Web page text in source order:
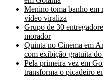
Menino toma banho em
vídeo viraliza
Grupo de 30
morador
Quinta no Cinema em
com exibição gratuita
Pela primeira vez em
transforma o picadeiro